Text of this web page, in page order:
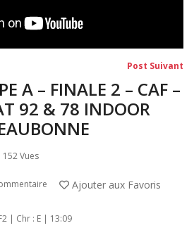
Post Suivant
A – FINALE 2 – CAF –
92 & 78 INDOOR
152 Vues
Ajouter aux Favoris
| Chr : E | 13:09